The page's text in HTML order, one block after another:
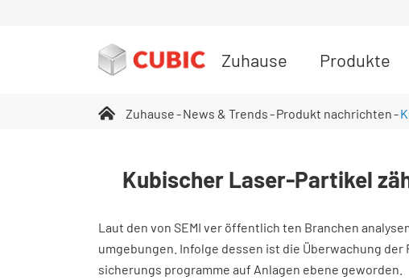
Zuhause Produkte
Zuhause News & Trends Produkt nachrichten
Kubischer Laser-Partikel
Laut den von SEMI ver öffentlich ten Branchen
umgebungen. Infolge dessen ist die Überwachung
sicherungs programme auf Anlagen ebene geworden.